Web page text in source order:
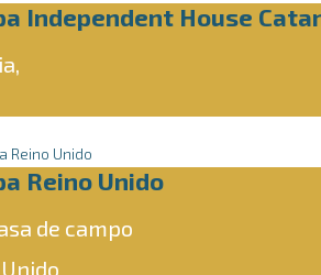
Independent House
Reino Unido
de campo